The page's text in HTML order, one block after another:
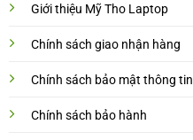
Giới thiệu Mỹ Tho Laptop
Chính sách giao nhận hàng
Chính sách bảo mật thông tin
Chính sách bảo hành